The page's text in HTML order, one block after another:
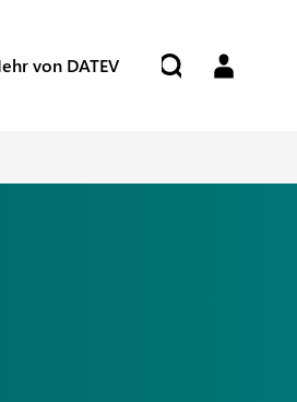
von DATEV